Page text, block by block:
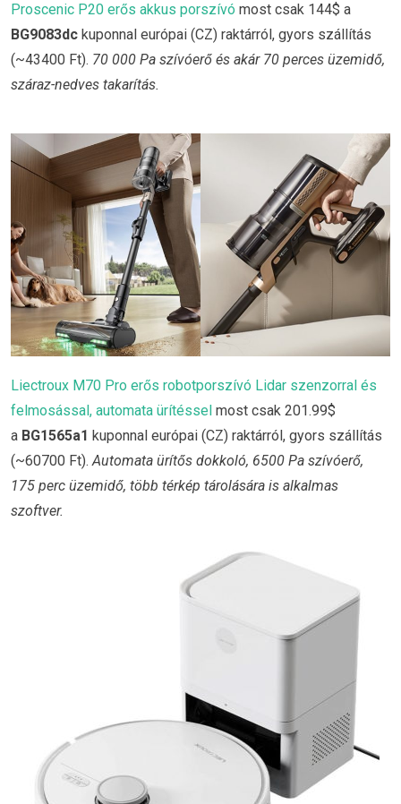
Proscenic P20 erős akkus porszívó most csak 144$ a
BG9083dc kuponnal európai (CZ) raktárról, gyors szállítás
(~43400 Ft). 70 000 Pa szívóerő és akár 70 perces üzemidő,
száraz-nedves takarítás.
Liectroux M70 Pro erős robotporszívó Lidar szenzorral és
felmosással, automata ürítéssel most csak 201.99$
a BG1565a1 kuponnal európai (CZ) raktárról, gyors szállítás
(~60700 Ft). Automata ürítős dokkoló, 6500 Pa szívóerő,
175 perc üzemidő, több térkép tárolására is alkalmas
szoftver.